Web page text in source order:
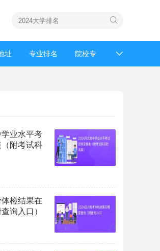
址 专业排名 院校专
学业水平考
附考试科
体检结果在
询入口）